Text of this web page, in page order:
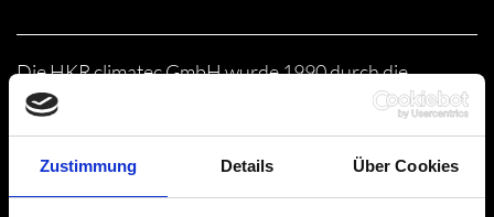
Zustimmung Details Über Cookies
Die HKR climatec GmbH wurde 1990 durch die
Unternehmen Holzschuh, KRAH und Riedel gegründet.
150